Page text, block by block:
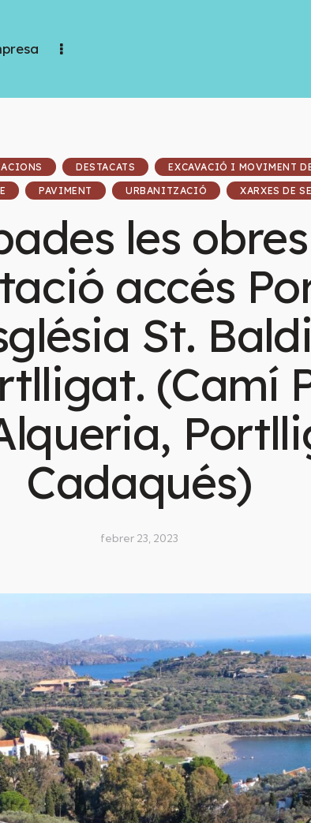
DESTACATS EXCAVACIÓ I MOVIMENT
PAVIMENT URBANITZACIÓ XARXES DE
les
accés
St.
(Camí
Cadaqués)
febrer 23, 2023